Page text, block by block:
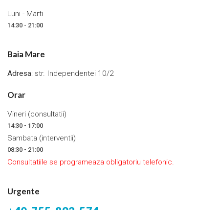
Luni - Marti
14:30 - 21:00
Baia Mare
Adresa: str. Independentei 10/2
Orar
Vineri (consultatii)
14:30 - 17:00
Sambata (interventii)
08:30 - 21:00
Consultatiile se programeaza obligatoriu telefonic.
Urgente